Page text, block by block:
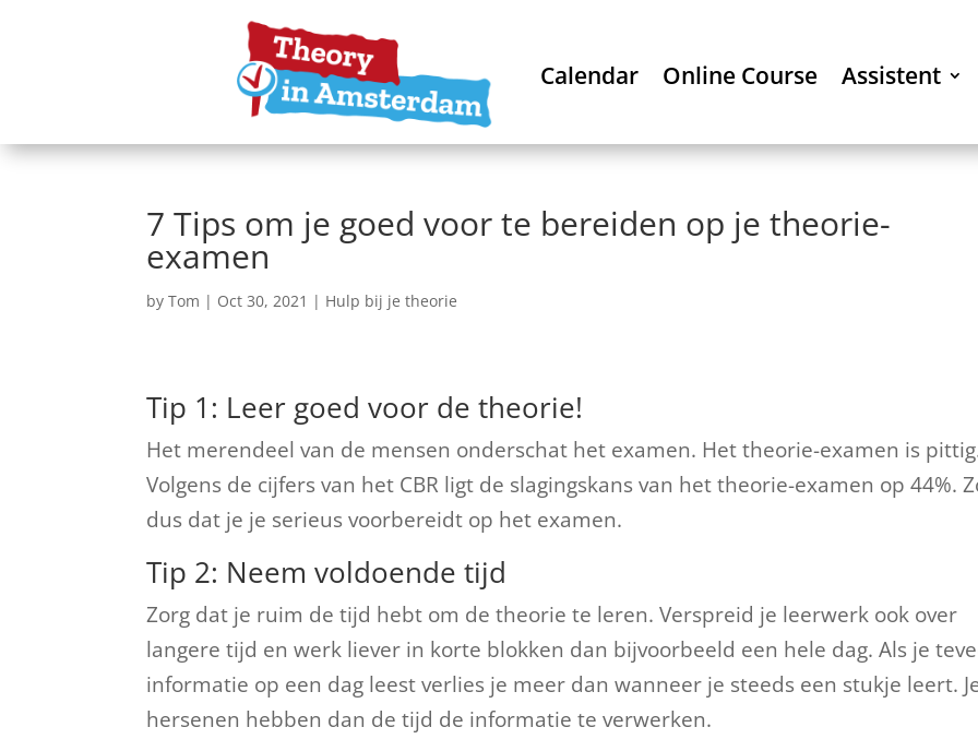
Calendar Online Course Assistent
7 Tips om je goed voor te bereiden op je theorie-
examen
byTom | Oct 30, 2021 | Hulp bij je theorie
Tip 1: Leer goed voor de theorie!
Het merendeel van de mensen onderschat het examen. Het theorie-examen is
Volgens de cijfers van het CBR ligt de slagingskans van het theorie-examen op 44%.
dus dat je je serieus voorbereidt op het examen.
Tip 2: Neem voldoende tijd
Zorg dat je ruim de tijd hebt om de theorie te leren. Verspreid je leerwerk ook over
langere tijd en werk liever in korte blokken dan bijvoorbeeld een hele dag. Als je
informatie op een dag leest verlies je meer dan wanneer je steeds een stukje leert.
hersenen hebben dan de tijd de informatie te verwerken.